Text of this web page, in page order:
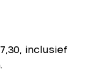
inclusief